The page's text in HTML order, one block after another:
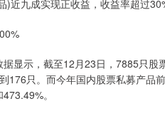
)近九成实现正收益，收益率超过
显示，截至12月23日，7885只
176只。而今年国内股票私募产品
。